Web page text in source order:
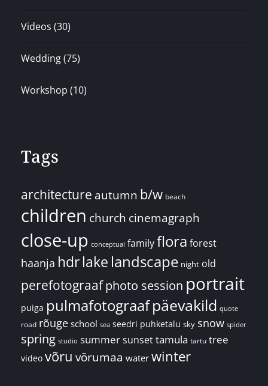
Videos (30)
Wedding(75)
Workshop (10)
Tags
architecture autumn b/w beach
children church cinemagraph
close-up conceptual familyflora forest
haanja hdrlake landscape night old
perefotograafphoto session portrait
puiga pulmafotograafpäevakild quote
road rõuge school sea seedri puhketalu sky snow spider
spring studio summersunsettamula tartu tree
video võru võrumaa water winter